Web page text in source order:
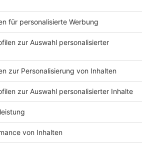
fordern, dass die Bürgerwehren
beobachtet werden.
versicherte, dass die Szene vom
im Blick behalten werde.
das Programm „Wegweiser“ für
Salafistenszene auf den
auszuweiten. Natürlich werde und